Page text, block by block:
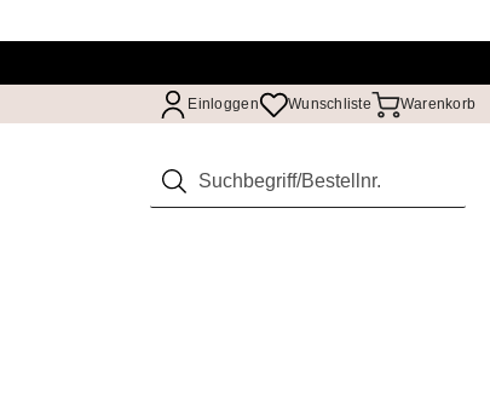
Einloggen Wunschliste Warenkorb
Suchen